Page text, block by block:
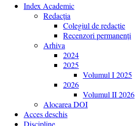
Index Academic
Redacția
Colegiul de redacție
Recenzori permanenți
Arhiva
2024
2025
Volumul I 2025
2026
Volumul II 2026
Alocarea DOI
Acces deschis
Discipline